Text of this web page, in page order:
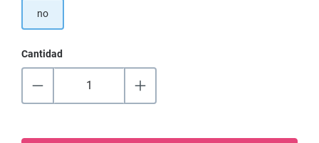
no
Cantidad